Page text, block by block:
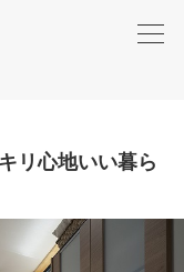
リ心地いい暮ら